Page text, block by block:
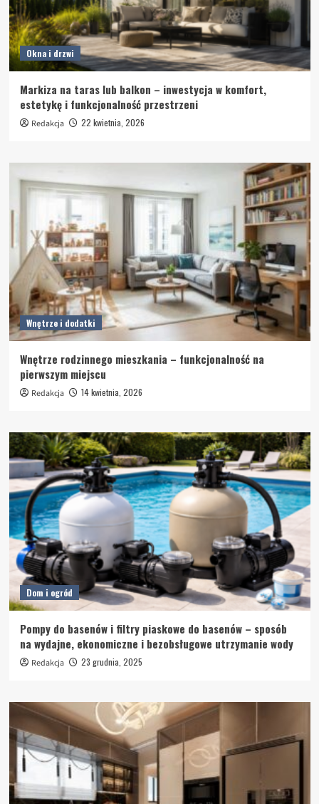
Okna i drzwi
Markiza na taras lub balkon – inwestycja w komfort,
estetykę i funkcjonalność przestrzeni
Redakcja 22 kwietnia, 2026
Wnętrze i dodatki
Wnętrze rodzinnego mieszkania – funkcjonalność na
pierwszym miejscu
Redakcja 14 kwietnia, 2026
Dom i ogród
Pompy do basenów i filtry piaskowe do basenów – sposób
na wydajne, ekonomiczne i bezobsługowe utrzymanie wody
Redakcja 23 grudnia, 2025